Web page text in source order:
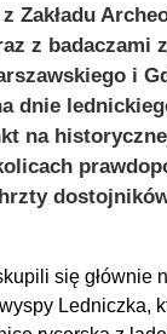
Zakładu
z badaczami
i
dnie
na
się głównie
Ledniczka,